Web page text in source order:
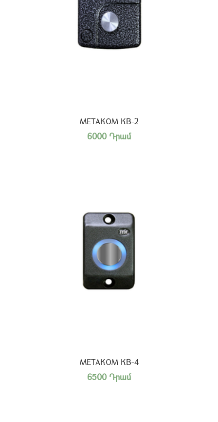
МЕТАКОМ КВ-2
6000 Դրամ
МЕТАКОМ КВ-4
6500 Դրամ